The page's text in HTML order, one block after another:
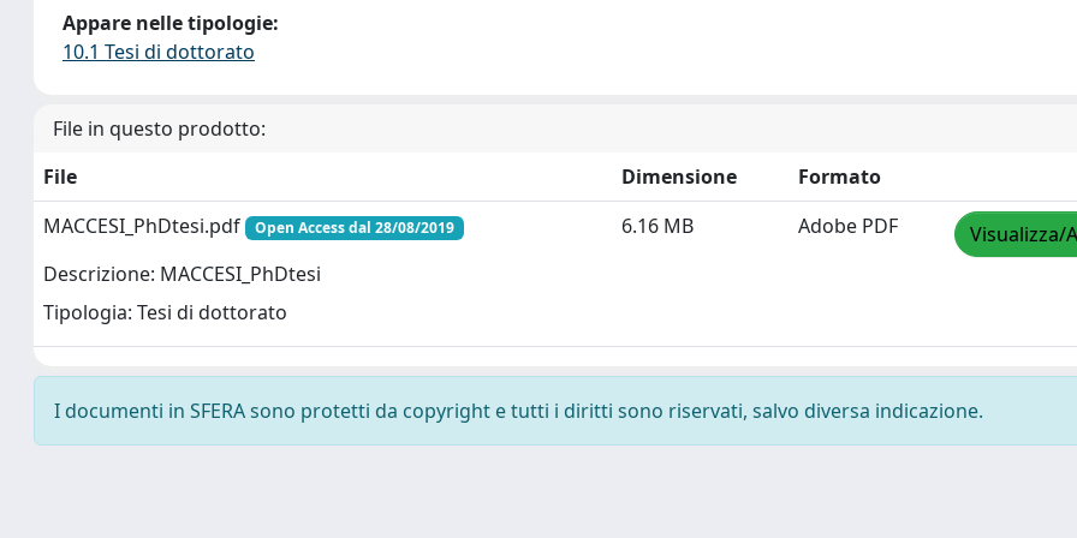
Appare nelle tipologie:
10.1 Tesi di dottorato
File in questo prodotto:
File
Dimensione
Formato
MACCESI_PhDtesi.pdf
Open Access dal 28/08/2019
Descrizione: MACCESI_PhDtesi
Tipologia: Tesi di dottorato
6.16 MB Adobe PDF Visualizza/
I documenti in SFERA sono protetti da copyright e tutti i diritti sono riservati, salvo diversa indicazione.